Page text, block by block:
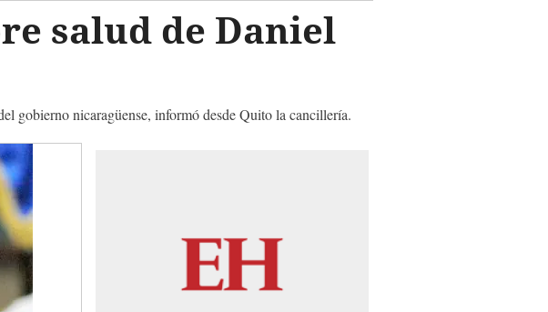
salud de Daniel
gobierno nicaragüense, informó desde Quito la cancillería.